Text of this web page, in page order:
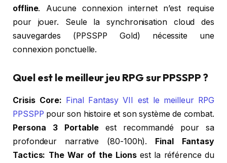
offline. Aucune connexion internet n’est requise
pour jouer. Seule la synchronisation cloud des
sauvegardes (PPSSPP Gold) nécessite une
connexion ponctuelle.
Quel est le meilleur jeu RPG sur PPSSPP ?
Crisis Core: Final Fantasy VII est le meilleur RPG
PPSSPP pour son histoire et son système de combat.
Persona 3 Portableest recommandé pour sa
profondeur narrative (80-100h). Final Fantasy
Tactics: The War of the Lionsest la référence du